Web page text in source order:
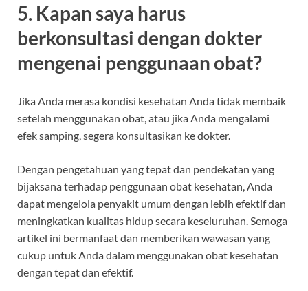
5. Kapan saya harus
berkonsultasi dengan dokter
mengenai penggunaan obat?
Jika Anda merasa kondisi kesehatan Anda tidak membaik
setelah menggunakan obat, atau jika Anda mengalami
efek samping, segera konsultasikan ke dokter.
Dengan pengetahuan yang tepat dan pendekatan yang
bijaksana terhadap penggunaan obat kesehatan, Anda
dapat mengelola penyakit umum dengan lebih efektif dan
meningkatkan kualitas hidup secara keseluruhan. Semoga
artikel ini bermanfaat dan memberikan wawasan yang
cukup untuk Anda dalam menggunakan obat kesehatan
dengan tepat dan efektif.